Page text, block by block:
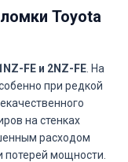
Toyota
FE и 2NZ-FE . На
при редкой
на стенках
расходом
потерей мощности.